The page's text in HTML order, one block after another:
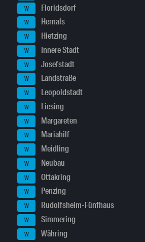
W Floridsdorf
W Hernals
W Hietzing
W Innere Stadt
W Josefstadt
W Landstraße
W Leopoldstadt
W Liesing
W Margareten
W Mariahilf
W Meidling
W Neubau
W Ottakring
W Penzing
W Rudolfsheim-Fünfhaus
W Simmering
W Währing